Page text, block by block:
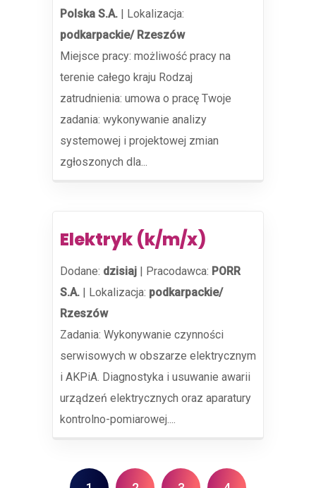
Polska S.A. | Lokalizacja:
podkarpackie/ Rzeszów
Miejsce pracy: możliwość pracy na
terenie całego kraju Rodzaj
zatrudnienia: umowa o pracę Twoje
zadania: wykonywanie analizy
systemowej i projektowej zmian
zgłoszonych dla...
Elektryk (k/m/x)
Dodane: dzisiaj | Pracodawca: PORR
S.A. | Lokalizacja: podkarpackie/
Rzeszów
Zadania: Wykonywanie czynności
serwisowych w obszarze elektrycznym
i AKPiA. Diagnostyka i usuwanie awarii
urządzeń elektrycznych oraz aparatury
kontrolno-pomiarowej....